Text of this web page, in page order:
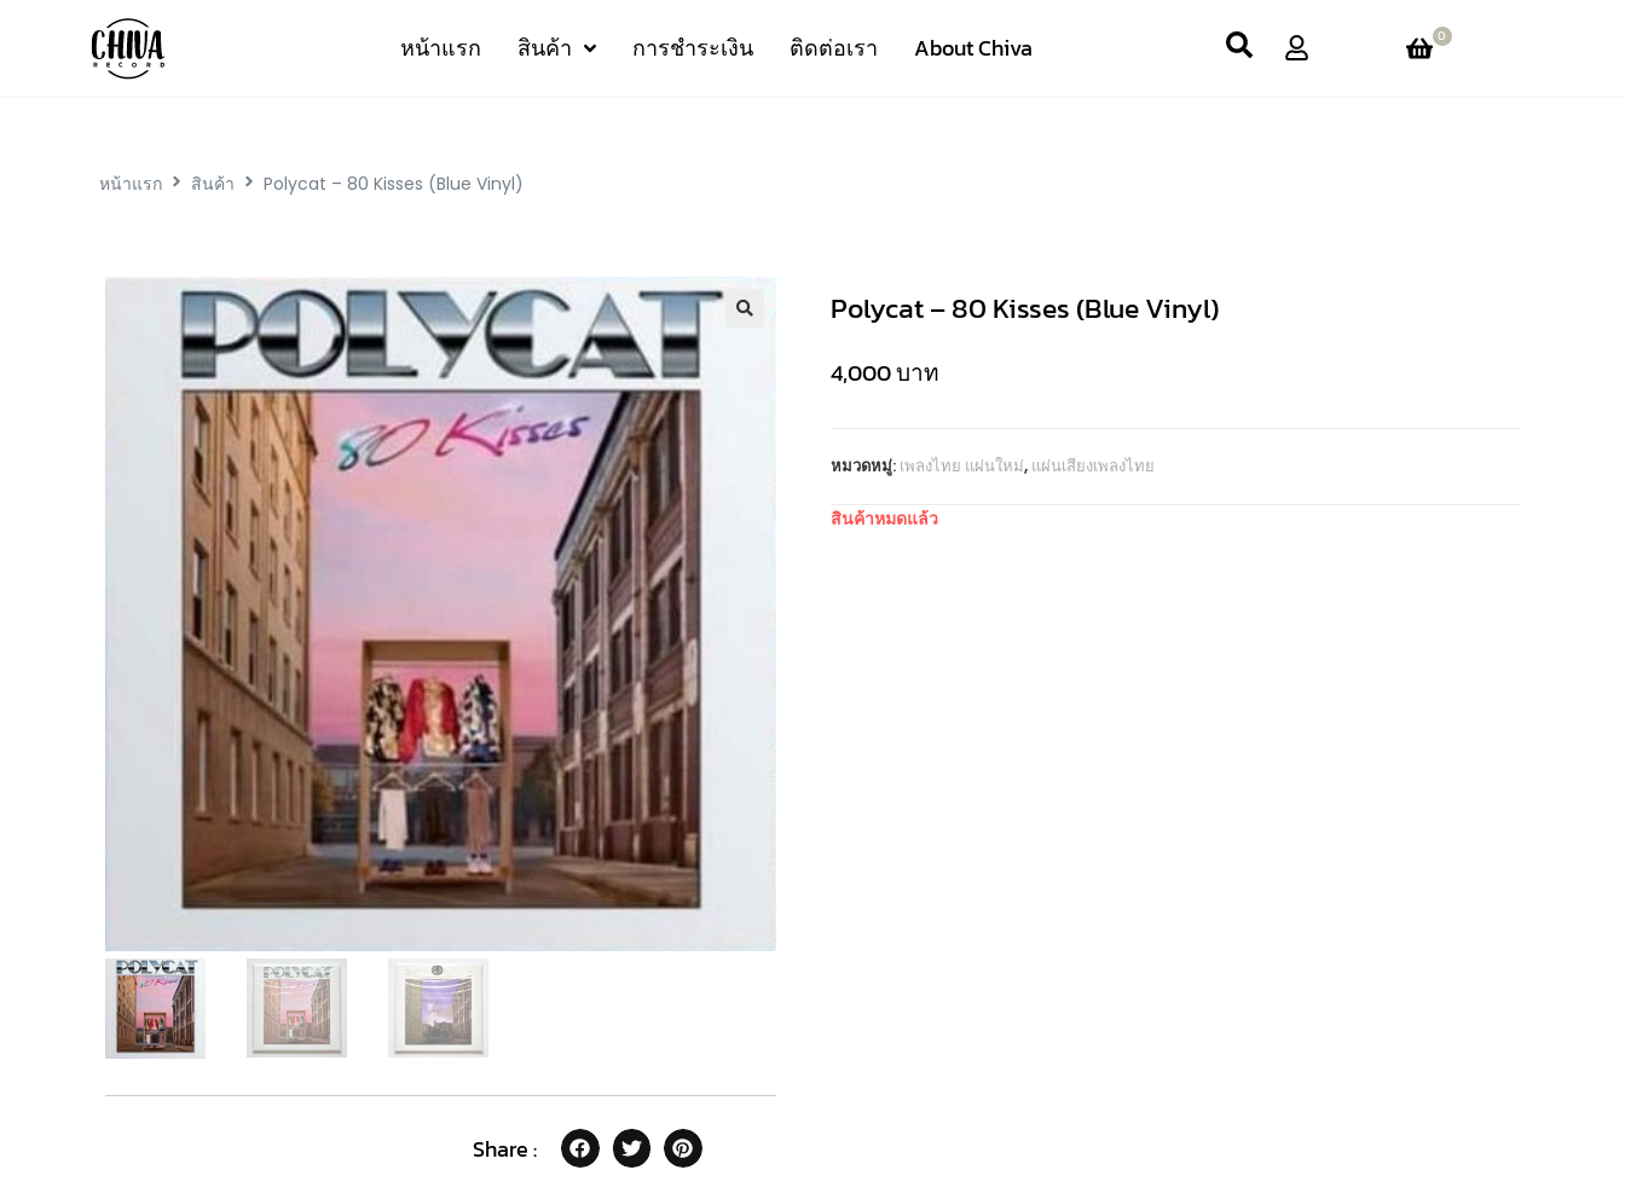
หน้าแรก สินค้า การชำระเงิน ติดต่อเรา About Chiva 0
หน้าแรก สินค้า Polycat – 80 Kisses (Blue Vinyl)
Share :
Polycat – 80 Kisses (Blue Vinyl)
4,000บาท
หมวดหมู่: เพลงไทย แผ่นใหม่, แผ่นเสียงเพลงไทย
สินค้าหมดแล้ว